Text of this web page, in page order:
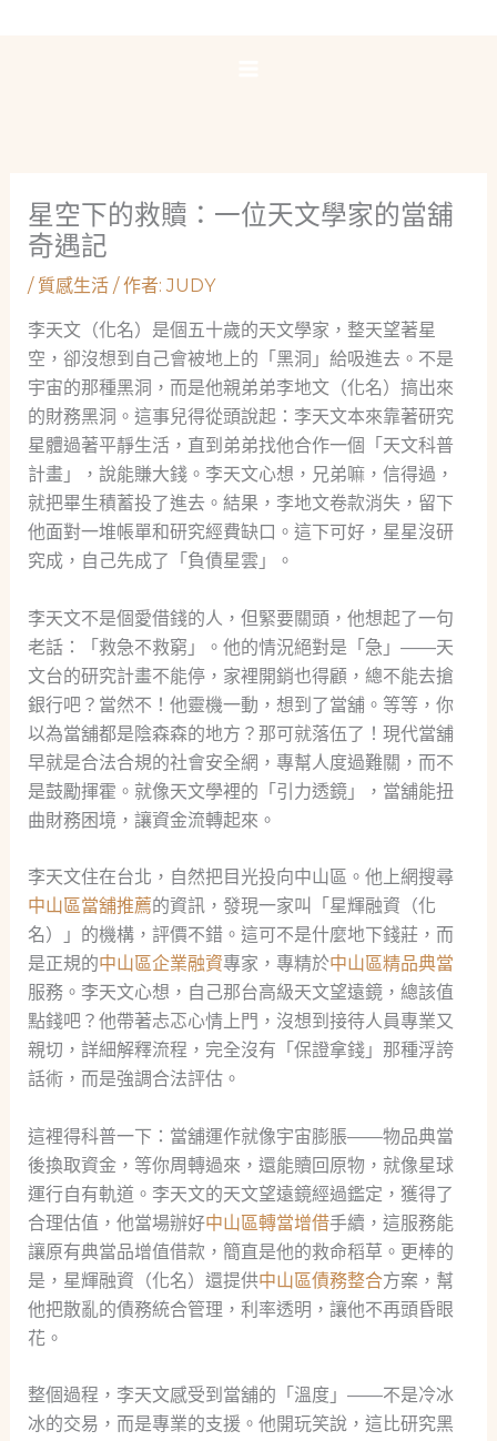
星空下的救贖：一位天文學家的當舖
奇遇記
/ 質感生活/ 作者:JUDY
李天文（化名）是個五十歲的天文學家，整天望著星
空，卻沒想到自己會被地上的「黑洞」給吸進去。不是
宇宙的那種黑洞，而是他親弟弟李地文（化名）搞出來
的財務黑洞。這事兒得從頭說起：李天文本來靠著研究
星體過著平靜生活，直到弟弟找他合作一個「天文科普
計畫」，說能賺大錢。李天文心想，兄弟嘛，信得過，
就把畢生積蓄投了進去。結果，李地文卷款消失，留下
他面對一堆帳單和研究經費缺口。這下可好，星星沒研
究成，自己先成了「負債星雲」。
李天文不是個愛借錢的人，但緊要關頭，他想起了一句
老話：「救急不救窮」。他的情況絕對是「急」——天
文台的研究計畫不能停，家裡開銷也得顧，總不能去搶
銀行吧？當然不！他靈機一動，想到了當舖。等等，你
以為當舖都是陰森森的地方？那可就落伍了！現代當舖
早就是合法合規的社會安全網，專幫人度過難關，而不
是鼓勵揮霍。就像天文學裡的「引力透鏡」，當舖能扭
曲財務困境，讓資金流轉起來。
李天文住在台北，自然把目光投向中山區。他上網搜尋
中山區當舖推薦的資訊，發現一家叫「星輝融資（化
名）」的機構，評價不錯。這可不是什麼地下錢莊，而
是正規的中山區企業融資專家，專精於中山區精品典當
服務。李天文心想，自己那台高級天文望遠鏡，總該值
點錢吧？他帶著忐忑心情上門，沒想到接待人員專業又
親切，詳細解釋流程，完全沒有「保證拿錢」那種浮誇
話術，而是強調合法評估。
這裡得科普一下：當舖運作就像宇宙膨脹——物品典當
後換取資金，等你周轉過來，還能贖回原物，就像星球
運行自有軌道。李天文的天文望遠鏡經過鑑定，獲得了
合理估值，他當場辦好中山區轉當增借手續，這服務能
讓原有典當品增值借款，簡直是他的救命稻草。更棒的
是，星輝融資（化名）還提供中山區債務整合方案，幫
他把散亂的債務統合管理，利率透明，讓他不再頭昏眼
花。
整個過程，李天文感受到當舖的「溫度」——不是冷冰
冰的交易，而是專業的支援。他開玩笑說，這比研究黑